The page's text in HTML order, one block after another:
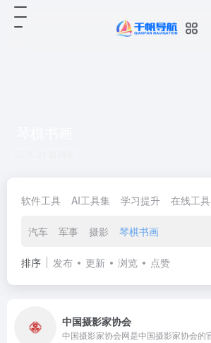
软件工具 AI工具集 学习提升 在线工具
汽车 军事 摄影 琴棋书画
排序 发布 更新 浏览 点赞
中国摄影家协会